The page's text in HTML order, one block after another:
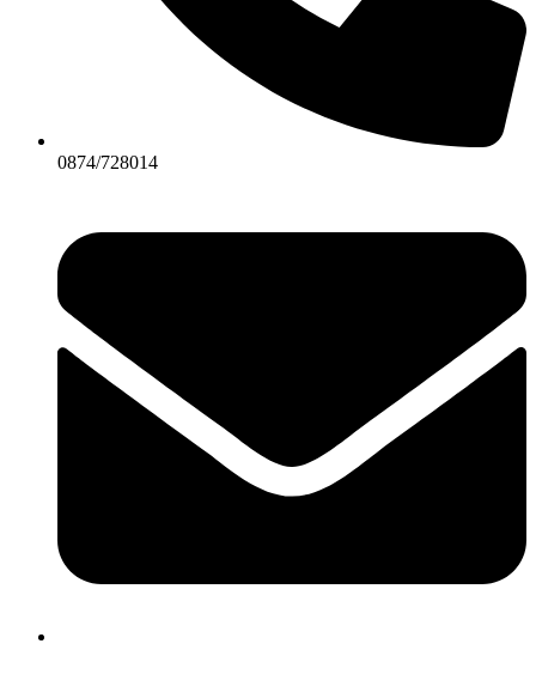
0874/728014